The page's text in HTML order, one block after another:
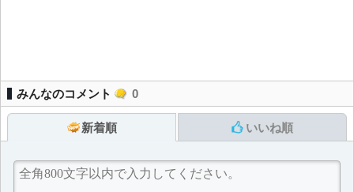
みんなのコメント 0
新着順 いいね順